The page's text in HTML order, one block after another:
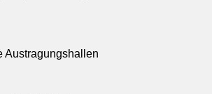
Austragungshallen